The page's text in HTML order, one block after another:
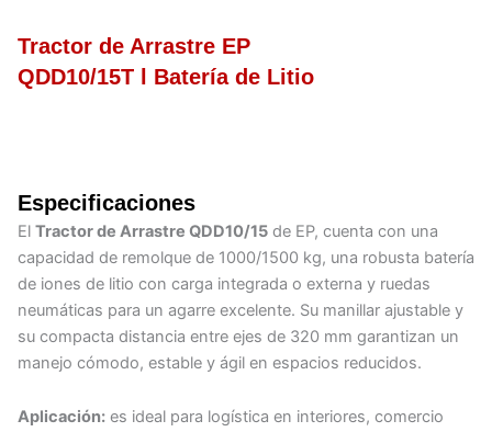
Tractor de Arrastre EP
QDD10/15T l Batería de Litio
Especificaciones
El Tractor de Arrastre QDD10/15 de EP, cuenta con una
capacidad de remolque de 1000/1500 kg, una robusta batería
de iones de litio con carga integrada o externa y ruedas
neumáticas para un agarre excelente. Su manillar ajustable y
su compacta distancia entre ejes de 320 mm garantizan un
manejo cómodo, estable y ágil en espacios reducidos.
Aplicación: es ideal para logística en interiores, comercio